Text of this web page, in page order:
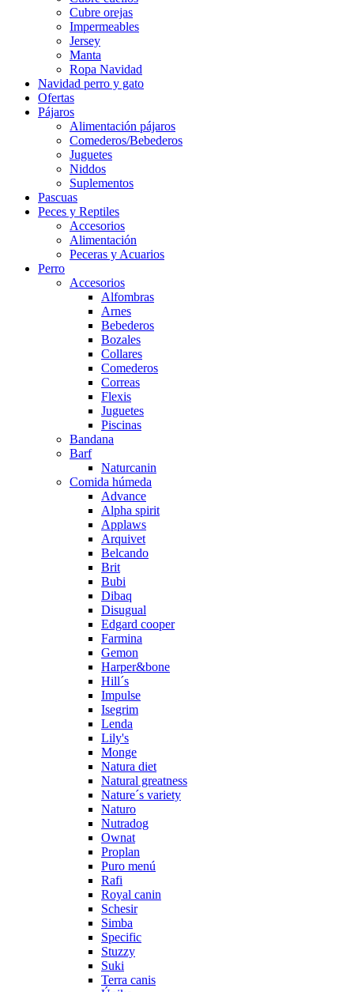
Cubre orejas
Impermeables
Jersey
Manta
Ropa Navidad
Navidad perro y gato
Ofertas
Pájaros
Alimentación pájaros
Comederos/Bebederos
Juguetes
Niddos
Suplementos
Pascuas
Peces y Reptiles
Accesorios
Alimentación
Peceras y Acuarios
Perro
Accesorios
Alfombras
Arnes
Bebederos
Bozales
Collares
Comederos
Correas
Flexis
Juguetes
Piscinas
Bandana
Barf
Naturcanin
Comida húmeda
Advance
Alpha spirit
Applaws
Arquivet
Belcando
Brit
Bubi
Dibaq
Disugual
Edgard cooper
Farmina
Gemon
Harper&bone
Hill´s
Impulse
Isegrim
Lenda
Lily's
Monge
Natura diet
Natural greatness
Nature´s variety
Naturo
Nutradog
Ownat
Proplan
Puro menú
Rafi
Royal canin
Schesir
Simba
Specific
Stuzzy
Suki
Terra canis